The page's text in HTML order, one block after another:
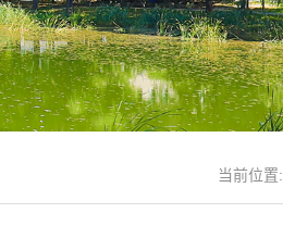
当前位置: